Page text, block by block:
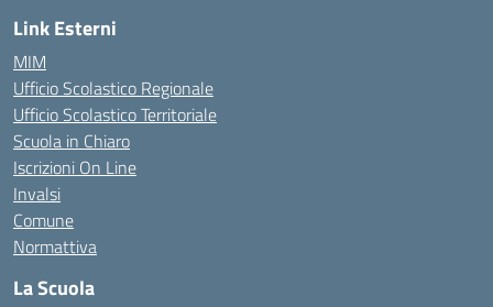
Link Esterni
MIM
Ufficio Scolastico Regionale
Ufficio Scolastico Territoriale
Scuola in Chiaro
Iscrizioni On Line
Invalsi
Comune
Normattiva
La Scuola